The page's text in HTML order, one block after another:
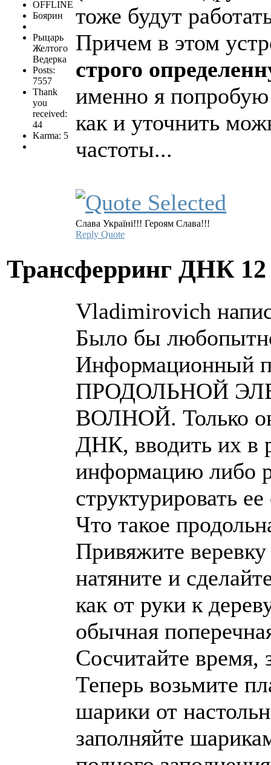
OFFLINE
Боярин
Рыцарь
Желтого
Ведерка
Posts:
7557
Thank
you
received:
44
Karma: 5
тоже будут
Причем в этом
строго
именно я
как и уточнить
частоты...
Слава Україні!!! Героям Слава!!!
Reply Quote
Трансферринг ДНК
Vladimirovich
Было бы
Информационный
ПРОДОЛЬНОЙ
ВОЛНОЙ. Только
ДНК, вводить их в
информацию либо
структурировать
Что такое
Привяжите
натяните и
как от руки к
обычная
Сосчитайте время,
Теперь возьмите
шарики от
заполняйте